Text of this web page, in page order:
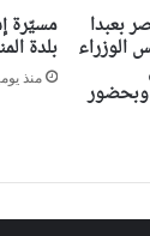
بعبدا
الوزراء
مسيّرة
بلدة
منذ